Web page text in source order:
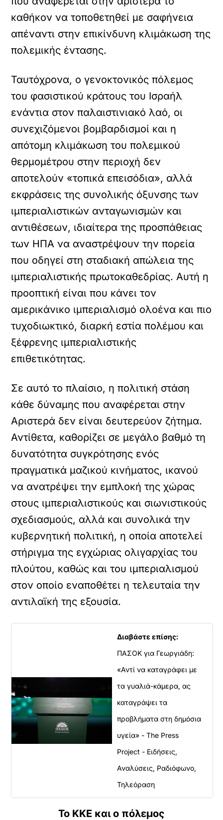
καθήκον να τοποθετηθεί με σαφήνεια
απέναντι στην επικίνδυνη κλιμάκωση της
πολεμικής έντασης.
Ταυτόχρονα, ο γενοκτονικός πόλεμος
του φασιστικού κράτους του Ισραήλ
ενάντια στον παλαιστινιακό λαό, οι
συνεχιζόμενοι βομβαρδισμοί και η
απότομη κλιμάκωση του πολεμικού
θερμομέτρου στην περιοχή δεν
αποτελούν «τοπικά επεισόδια», αλλά
εκφράσεις της συνολικής όξυνσης των
ιμπεριαλιστικών ανταγωνισμών και
αντιθέσεων, ιδιαίτερα της προσπάθειας
των ΗΠΑ να αναστρέψουν την πορεία
που οδηγεί στη σταδιακή απώλεια της
ιμπεριαλιστικής πρωτοκαθεδρίας. Αυτή η
προοπτική είναι που κάνει τον
αμερικάνικο ιμπεριαλισμό ολοένα και πιο
τυχοδιωκτικό, διαρκή εστία πολέμου και
ξέφρενης ιμπεριαλιστικής
επιθετικότητας.
Σε αυτό το πλαίσιο, η πολιτική στάση
κάθε δύναμης που αναφέρεται στην
Αριστερά δεν είναι δευτερεύον ζήτημα.
Αντίθετα, καθορίζει σε μεγάλο βαθμό τη
δυνατότητα συγκρότησης ενός
πραγματικά μαζικού κινήματος, ικανού
να ανατρέψει την εμπλοκή της χώρας
στους ιμπεριαλιστικούς και σιωνιστικούς
σχεδιασμούς, αλλά και συνολικά την
κυβερνητική πολιτική, η οποία αποτελεί
στήριγμα της εγχώριας ολιγαρχίας του
πλούτου, καθώς και του ιμπεριαλισμού
στον οποίο εναποθέτει η τελευταία την
αντιλαϊκή της εξουσία.
Διαβάστε επίσης:
ΠΑΣΟΚ για Γεωργιάδη:
«Αντί να καταγράφει με
τα γυαλιά-κάμερα, ας
καταγράψει τα
προβλήματα στη δημόσια
υγεία» - The Press
Project - Ειδήσεις,
Αναλύσεις, Ραδιόφωνο,
Τηλεόραση
Το ΚΚΕ και ο πόλεμος